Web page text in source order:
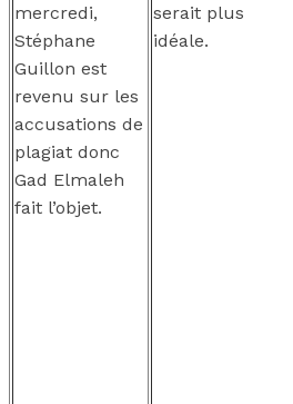
mercredi,
Stéphane
Guillon est
revenu sur les
accusations de
plagiat donc
Gad Elmaleh
fait l’objet.
serait plus
idéale.